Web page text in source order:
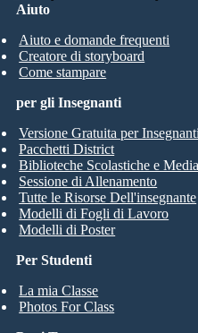
Aiuto
Aiuto e domande frequenti
Creatore di storyboard
Come stampare
Per Studenti
La mia Classe
Photos For Class
per gli Insegnanti
Versione Gratuita per Insegnanti
Pacchetti District
Biblioteche Scolastiche e
Sessione di Allenamento
Tutte le Risorse Dell'insegnante
Modelli di Fogli di Lavoro
Modelli di Poster